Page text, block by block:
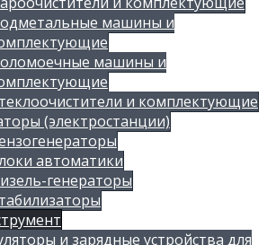
машины и
машины и
и комплектующие
(электростанции)
автоматики
генераторы
и зарядные устройства для